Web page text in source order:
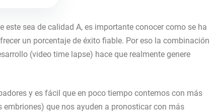
sea de calidad A, es importante conocer como se ha
un porcentaje de éxito fiable. Por eso la combinación
(video time lapse) hace que realmente genere
y es fácil que en poco tiempo contemos con más
que nos ayuden a pronosticar con más